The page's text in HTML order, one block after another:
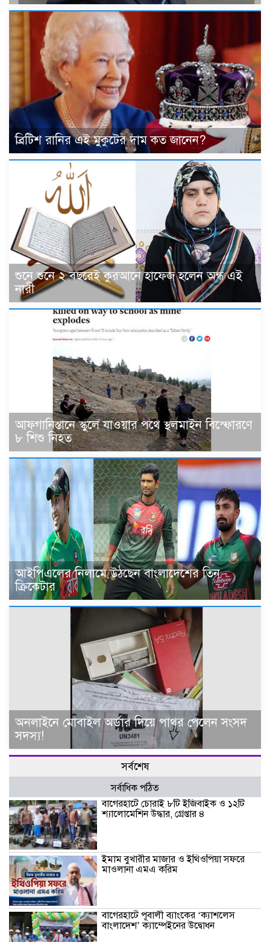
ব্রিটিশ রানির এই মুকুটের দাম কত জানেন?
শুনে শুনে ২ বছরেই কুরআনে হাফেজ হলেন অন্ধ এই
নারী
আফগানিস্তানে স্কুলে যাওয়ার পথে স্থলমাইন বিস্ফোরণে
৮ শিশু নিহত
আইপিএলের নিলামে উঠছেন বাংলাদেশের তিন
ক্রিকেটার
অনলাইনে মোবাইল অর্ডার দিয়ে পাথর পেলেন সংসদ
সদস্য!
সর্বশেষ
সর্বাধিক পঠিত
বাগেরহাটে চোরাই ৮টি ইজিবাইক ও ১২টি
শ্যালোমেশিন উদ্ধার, গ্রেপ্তার ৪
ইমাম বুখারীর মাজার ও ইথিওপিয়া সফরে
মাওলানা এমএ করিম
বাগেরহাটে পূবালী ব্যাংকের ‘ক্যাশলেস
বাংলাদেশ’ ক্যাম্পেইনের উদ্বোধন